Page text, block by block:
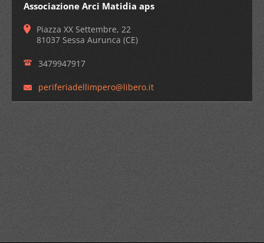
Associazione Arci Matidia aps
Piazza XX Settembre, 22
81037 Sessa Aurunca (CE)
3479947917
periferiadellimpero@libero.it